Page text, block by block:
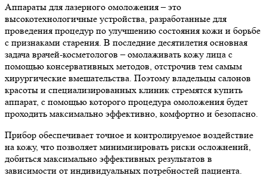
Аппараты для лазерного омоложения – это
высокотехнологичные устройства, разработанные для
проведения процедур по улучшению состояния кожи и борьбе
с признаками старения. В последние десятилетия основная
задача врачей-косметологов – омолаживать кожу лица с
помощью консервативных методов, отстрочив тем самым
хирургические вмешательства. Поэтому владельцы салонов
красоты и специализированных клиник стремятся купить
аппарат, с помощью которого процедура омоложения будет
проходить максимально эффективно, комфортно и безопасно.
Прибор обеспечивает точное и контролируемое воздействие
на кожу, что позволяет минимизировать риски осложнений,
добиться максимально эффективных результатов в
зависимости от индивидуальных потребностей пациента.